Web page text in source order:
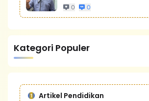
0 0
Kategori Populer
Artikel Pendidikan